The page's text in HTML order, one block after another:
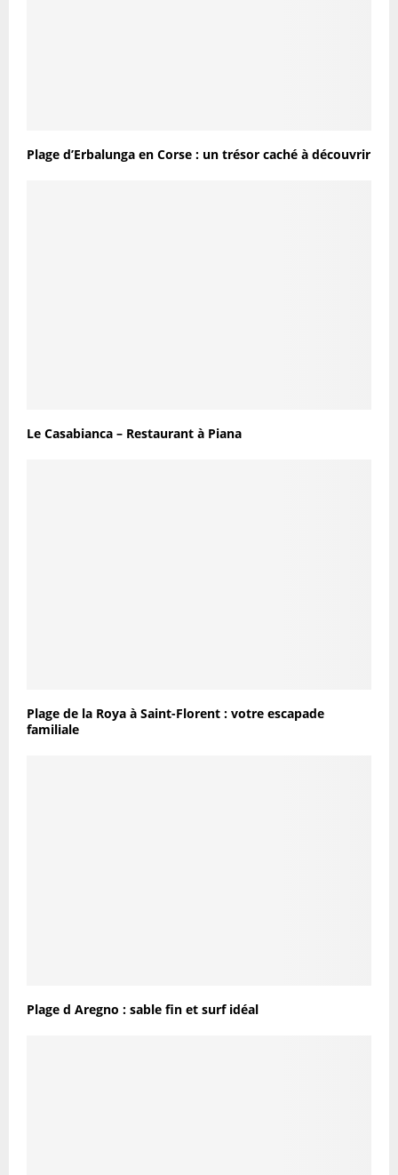
Plage d’Erbalunga en Corse : un trésor caché à découvrir
Le Casabianca – Restaurant à Piana
Plage de la Roya à Saint-Florent : votre escapade
familiale
Plage d Aregno : sable fin et surf idéal